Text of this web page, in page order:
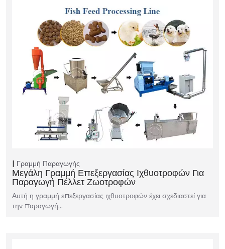
Γραμμή Παραγωγής
Μεγάλη Γραμμή Επεξεργασίας Ιχθυοτροφών Για
Παραγωγή Πέλλετ Ζωοτροφών
Αυτή η γραμμή επεξεργασίας ιχθυοτροφών έχει σχεδιαστεί για
την παραγωγή…